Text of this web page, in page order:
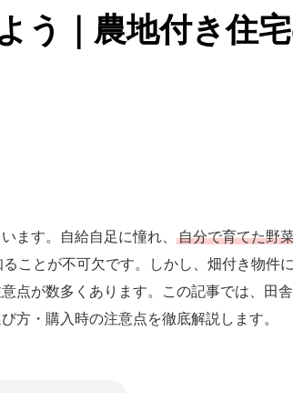
う｜農地付き住
ます。自給自足に憧れ、
自分で育てた野
ことが不可欠です。しかし、畑付き物件
点が数多くあります。この記事では、田
方・購入時の注意点を徹底解説します。